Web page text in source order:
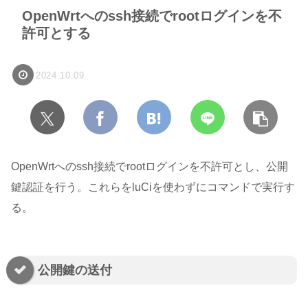
OpenWrtへのssh接続でrootログインを不
許可とする
2024.10.09
OpenWrtへのssh接続でrootログインを不許可とし、公開
鍵認証を行う。これらをluCiを使わずにコマンドで実行す
る。
公開鍵の送付